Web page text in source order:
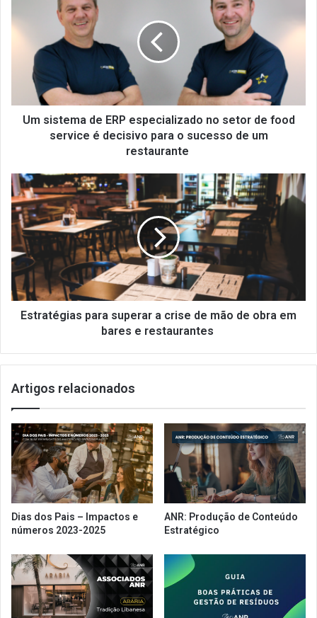
ERP
especializado
setor
food
service
o
sucesso
de
um
restaurante
Um sistema de ERP especializado no setor de food
service é decisivo para o sucesso de um
restaurante
Estratégias
para
superar
a
crise
de
mão
de
obra
emEstratégias para superar a crise de mão de obra em
bares e restaurantes
Artigos relacionados
Dias dos Pais – Impactos e
números 2023-2025
ANR: Produção de Conteúdo
Estratégico